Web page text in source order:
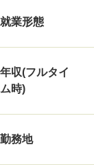
就業形態
年収(フルタイ
ム時)
勤務地